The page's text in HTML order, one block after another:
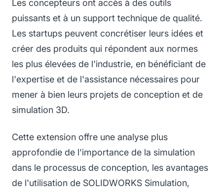
Les concepteurs ont accès à des outils
puissants et à un support technique de qualité.
Les startups peuvent concrétiser leurs idées et
créer des produits qui répondent aux normes
les plus élevées de l'industrie, en bénéficiant de
l'expertise et de l'assistance nécessaires pour
mener à bien leurs projets de conception et de
simulation 3D.
Cette extension offre une analyse plus
approfondie de l'importance de la simulation
dans le processus de conception, les avantages
de l'utilisation de SOLIDWORKS Simulation,